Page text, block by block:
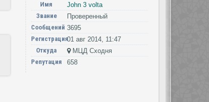
Имя
John 3 volta
Звание
Проверенный
Сообщений 3695
Регистрация01 авг 2014, 11:47
Откуда
МЦД Сходня
Репутация
658